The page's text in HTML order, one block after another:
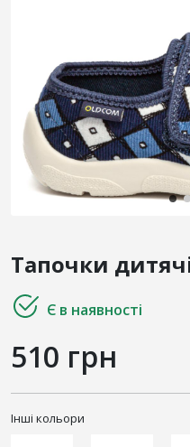
Тапочки
Є в наявності
510 грн
Інші кольори